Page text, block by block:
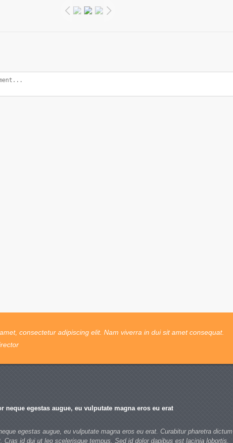
consectetur adipiscing elit. Nam viverra in dui sit amet consequat.
neque egestas augue, eu vulputate magna eros eu erat
egestas augue, eu vulputate magna eros eu erat. Curabitur pharetra dictum
id dui ut leo scelerisque tempus. Sed id dolor dapibus est lacinia lobortis.